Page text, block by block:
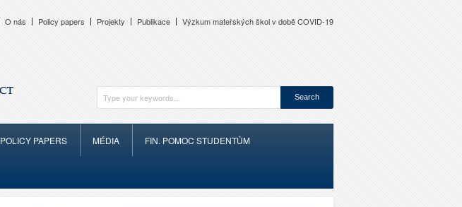
O nás Policy papers Projekty Publikace Výzkum mateřských škol v době COVID-19
POLICY PAPERS MÉDIA FIN. POMOC STUDENTŮM